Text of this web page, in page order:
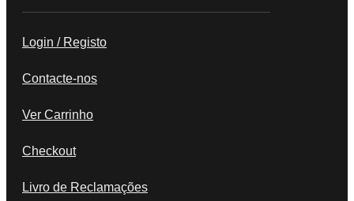
Login / Registo
Contacte-nos
Ver Carrinho
Checkout
Livro de Reclamações